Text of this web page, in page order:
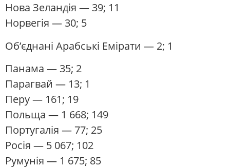
Нова Зеландія — 39; 11
Норвегія — 30; 5
Об’єднані Арабські Емірати — 2; 1
Панама — 35; 2
Парагвай — 13; 1
Перу— 161; 19
Польща — 1 668; 149
Португалія — 77; 25
Росія — 5 067; 102
Румунія — 1 675; 85